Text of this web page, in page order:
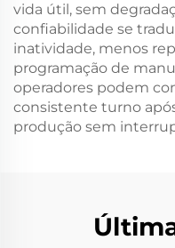
vida útil, sem
confiabilidade se
inatividade, menos
programação de
operadores podem
consistente turno
produção sem